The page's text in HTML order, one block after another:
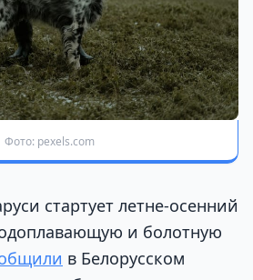
Фото: pexels.com
стартует летне-осенний
и болотную
в Белорусском